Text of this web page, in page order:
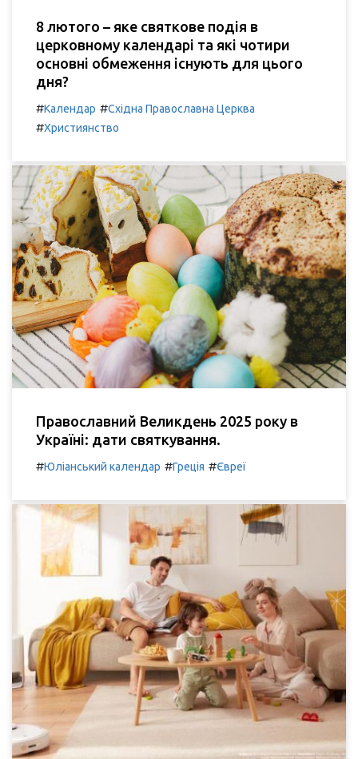
8 лютого – яке святкове подія в
церковному календарі та які чотири
основні обмеження існують для цього
дня?
#Календар #Східна Православна Церква
#Християнство
Православний Великдень 2025 року в
Україні: дати святкування.
#Юліанський календар #Греція #Євреї